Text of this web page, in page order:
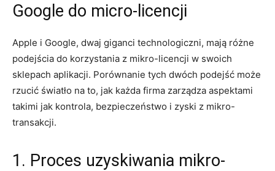
Google do‌ micro-licencji
Apple i Google, dwaj‌ giganci ‍technologiczni, mają różne
podejścia do korzystania z mikro-licencji w swoich
sklepach aplikacji. Porównanie tych dwóch​ podejść⁣ może
rzucić światło na to, jak każda firma zarządza aspektami
takimi jak kontrola, bezpieczeństwo i zyski z mikro-
transakcji.
1. Proces uzyskiwania mikro-